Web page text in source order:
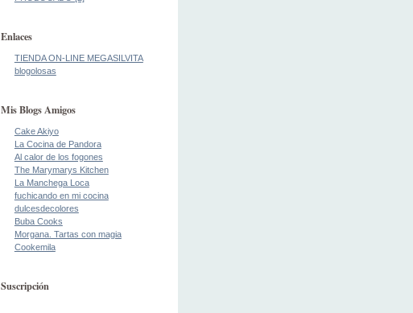
Enlaces
TIENDA ON-LINE MEGASILVITA
blogolosas
Mis Blogs Amigos
Cake Akiyo
La Cocina de Pandora
Al calor de los fogones
The Marymarys Kitchen
La Manchega Loca
fuchicando en mi cocina
dulcesdecolores
Buba Cooks
Morgana. Tartas con magia
Cookemila
Suscripción